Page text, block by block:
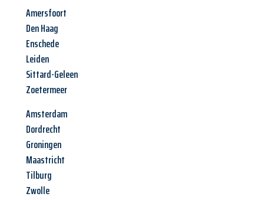
Amersfoort
Den Haag
Enschede
Leiden
Sittard-Geleen
Zoetermeer
Amsterdam
Dordrecht
Groningen
Maastricht
Tilburg
Zwolle